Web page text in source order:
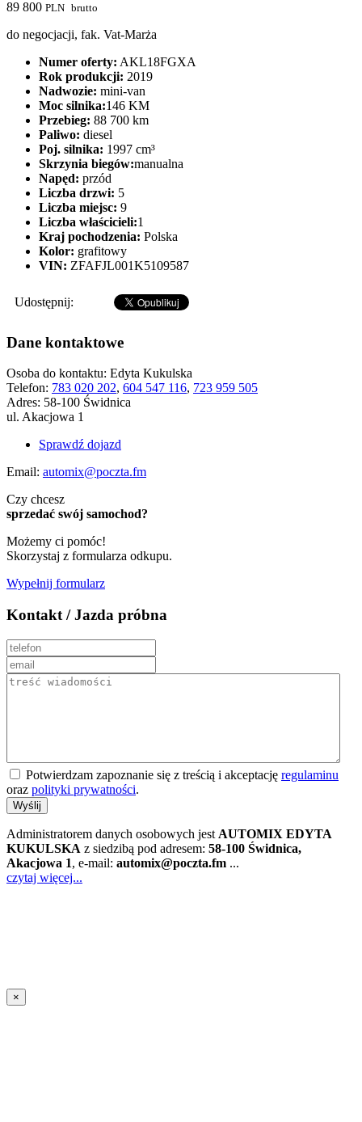
89 800 PLN brutto
do negocjacji, fak. Vat-Marża
Numer oferty: AKL18FGXA
Rok produkcji: 2019
Nadwozie: mini-van
Moc silnika:146 KM
Przebieg: 88 700 km
Paliwo: diesel
Poj. silnika: 1997 cm³
Skrzynia biegów:manualna
Napęd: przód
Liczba drzwi: 5
Liczba miejsc: 9
Liczba właścicieli:1
Kraj pochodzenia: Polska
Kolor: grafitowy
VIN: ZFAFJL001K5109587
Udostępnij:
Dane kontaktowe
Osoba do kontaktu: Edyta Kukulska
Telefon: 783 020 202, 604 547 116, 723 959 505
Adres: 58-100 Świdnica
ul. Akacjowa 1
Sprawdź dojazd
Email: automix@poczta.fm
Czy chcesz
sprzedać swój samochod?
Możemy ci pomóc!
Skorzystaj z formularza odkupu.
Wypełnij formularz
Kontakt / Jazda próbna
Potwierdzam zapoznanie się z treścią i akceptację regulaminu
oraz polityki prywatności.
Wyślij
Administratorem danych osobowych jest AUTOMIX EDYTA
KUKULSKA z siedzibą pod adresem: 58-100 Świdnica,
Akacjowa 1, e-mail: automix@poczta.fm ...
czytaj więcej...
×